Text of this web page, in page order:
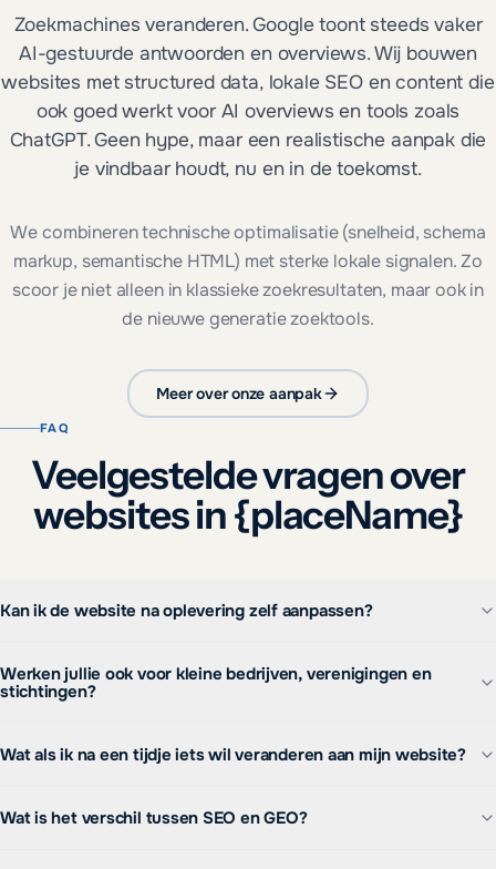
Zoekmachines veranderen. Google toont steeds vaker
AI-gestuurde antwoorden en overviews. Wij bouwen
websites met structured data, lokale SEO en content die
ook goed werkt voor AI overviews en tools zoals
ChatGPT. Geen hype, maar een realistische aanpak die
je vindbaar houdt, nu en in de toekomst.
We combineren technische optimalisatie (snelheid, schema
markup, semantische HTML) met sterke lokale signalen. Zo
scoor je niet alleen in klassieke zoekresultaten, maar ook in
de nieuwe generatie zoektools.
Meer over onze aanpak
FAQ
Veelgestelde vragen over
websites in {placeName}
Kan ik de website na oplevering zelf aanpassen?
Werken jullie ook voor kleine bedrijven, verenigingen en
stichtingen?
Wat als ik na een tijdje iets wil veranderen aan mijn website?
Wat is het verschil tussen SEO en GEO?